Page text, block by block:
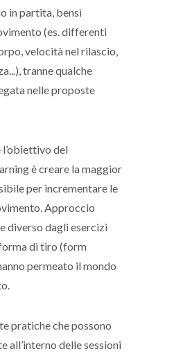
in partita, bensì
(es. differenti
velocità nel rilascio,
tranne qualche
nelle proposte
del
è creare la maggior
per incrementare le
Approccio
diverso dagli esercizi
di tiro (form
permeato il mondo
pratiche che possono
all’interno delle sessioni